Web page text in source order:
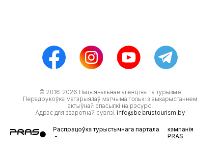
© 2016-2026 Нацыянальнае агенцтва па турызме
Перадрукоўка матэрыялаў магчыма толькі з выкарыстаннем
актыўнай спасылкі на рэсурс.
Адрас для зваротнай сувязі: info@belarustourism.by
Распрацоўка турыстычнага партала
-
кампанія
PRAS